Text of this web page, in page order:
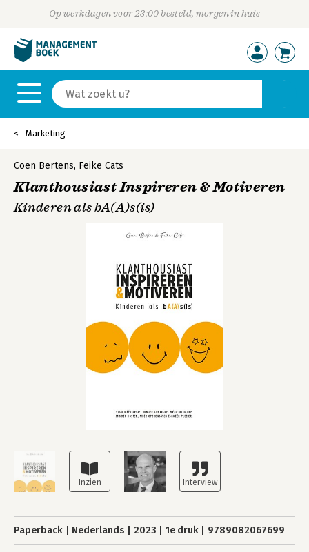
Op werkdagen voor 23:00 besteld, morgen in huis
Marketing
Coen Bertens, Feike Cats
Klanthousiast Inspireren & Motiveren
Kinderen als bA(A)s(is)
Paperback Nederlands 2023 1e druk 9789082067699